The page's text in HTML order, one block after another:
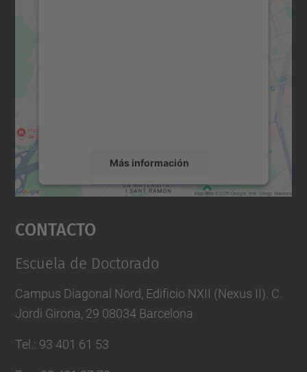
Más información
Aceptar
powered by
Contacto
Escuela de Doctorado
Campus Diagonal Nord, Edificio NXII (Nexus II). C.
Jordi Girona, 29 08034 Barcelona
Tel.: 93 401 61 53